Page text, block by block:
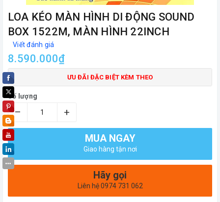
LOA KÉO MÀN HÌNH DI ĐỘNG SOUND
BOX 1522M, MÀN HÌNH 22INCH
Viết đánh giá
8.590.000₫
ƯU ĐÃI ĐẶC BIỆT KÈM THEO
Số lượng
– +
MUA NGAY
Giao hàng tận nơi
Hãy gọi
Liên hệ 0974 731 062